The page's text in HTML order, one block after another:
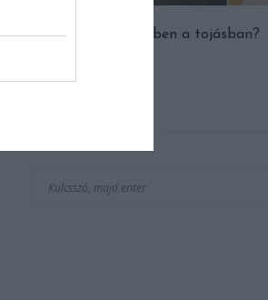
Laknál ebben a tojásban?